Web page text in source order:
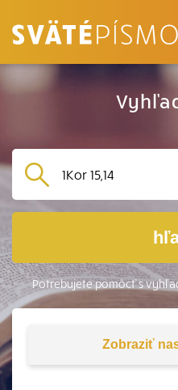
Potrebujete pomôcť s
Zobraziť